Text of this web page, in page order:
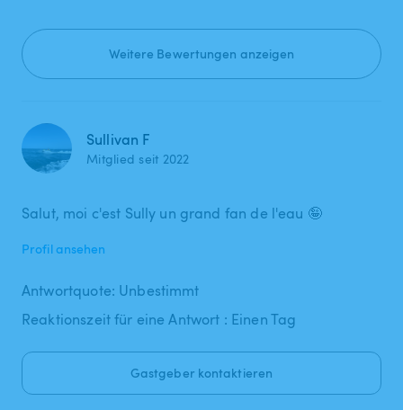
Weitere Bewertungen anzeigen
Sullivan F
Mitglied seit 2022
Salut, moi c'est Sully un grand fan de l'eau 🤪
Profil ansehen
Antwortquote: Unbestimmt
Reaktionszeit für eine Antwort : Einen Tag
Gastgeber kontaktieren